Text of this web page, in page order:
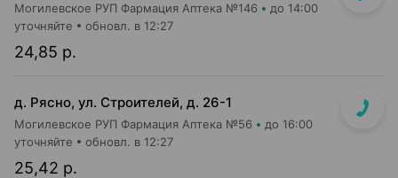
Могилевское РУП Фармация Аптека №146 до 14:00
24,85 р.
уточняйте обновл. в 12:27
д. Рясно, ул. Строителей, д. 26-1
Могилевское РУП Фармация Аптека №56 до 16:00
25,42 р.
уточняйте обновл. в 12:27